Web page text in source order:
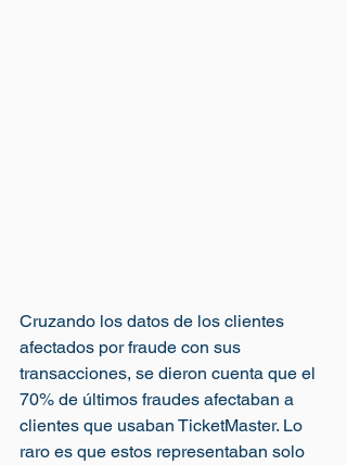
Cruzando los datos de los clientes
afectados por fraude con sus
transacciones, se dieron cuenta que el
70% de últimos fraudes afectaban a
clientes que usaban TicketMaster. Lo
raro es que estos representaban solo